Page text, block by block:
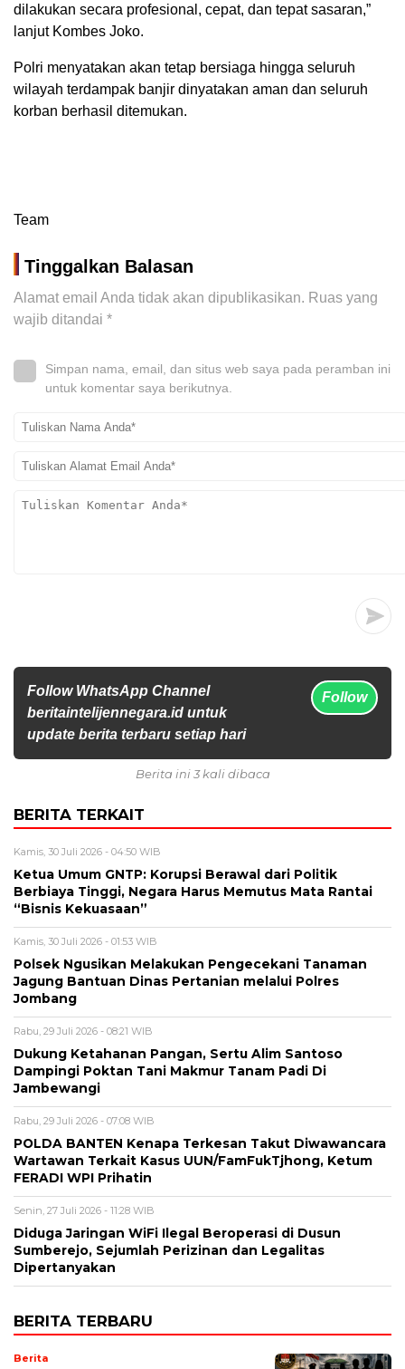
dilakukan secara profesional, cepat, dan tepat sasaran,”
lanjut Kombes Joko.
Polri menyatakan akan tetap bersiaga hingga seluruh
wilayah terdampak banjir dinyatakan aman dan seluruh
korban berhasil ditemukan.
Team
Tinggalkan Balasan
Alamat email Anda tidak akan dipublikasikan. Ruas yang
wajib ditandai *
Simpan nama, email, dan situs web saya pada peramban ini
untuk komentar saya berikutnya.
Follow WhatsApp Channel
beritaintelijennegara.id untuk
update berita terbaru setiap hari
Follow
Berita ini 3 kali dibaca
BERITA TERKAIT
Kamis, 30 Juli 2026 - 04:50 WIB
Ketua Umum GNTP: Korupsi Berawal dari Politik
Berbiaya Tinggi, Negara Harus Memutus Mata Rantai
“Bisnis Kekuasaan”
Kamis, 30 Juli 2026 - 01:53 WIB
Polsek Ngusikan Melakukan Pengecekani Tanaman
Jagung Bantuan Dinas Pertanian melalui Polres
Jombang
Rabu, 29 Juli 2026 - 08:21 WIB
Dukung Ketahanan Pangan, Sertu Alim Santoso
Dampingi Poktan Tani Makmur Tanam Padi Di
Jambewangi
Rabu, 29 Juli 2026 - 07:08 WIB
POLDA BANTEN Kenapa Terkesan Takut Diwawancara
Wartawan Terkait Kasus UUN/FamFukTjhong, Ketum
FERADI WPI Prihatin
Senin, 27 Juli 2026 - 11:28 WIB
Diduga Jaringan WiFi Ilegal Beroperasi di Dusun
Sumberejo, Sejumlah Perizinan dan Legalitas
Dipertanyakan
BERITA TERBARU
Berita